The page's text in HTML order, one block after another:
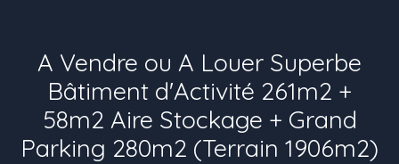
A Vendre ou A Louer Superbe
Bâtiment d'Activité 261m2 +
58m2 Aire Stockage + Grand
Parking 280m2 (Terrain 1906m2)